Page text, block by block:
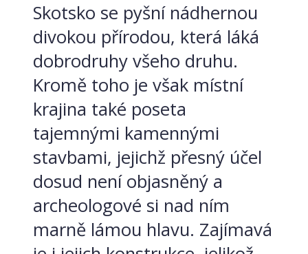
Skotsko se pyšní nádhernou
divokou přírodou, která láká
dobrodruhy všeho druhu.
Kromě toho je však místní
krajina také poseta
tajemnými kamennými
stavbami, jejichž přesný účel
dosud není objasněný a
archeologové si nad ním
marně lámou hlavu. Zajímavá